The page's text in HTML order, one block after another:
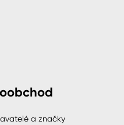
a značky